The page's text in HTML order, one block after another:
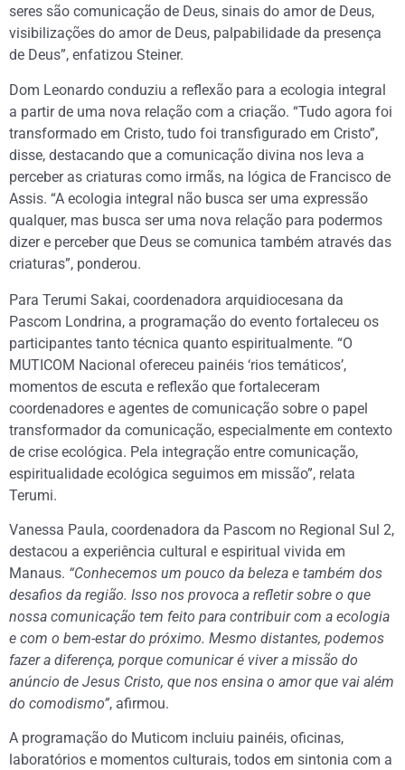
seres são comunicação de Deus, sinais do amor de Deus,
visibilizações do amor de Deus, palpabilidade da presença
de Deus”, enfatizou Steiner.
Dom Leonardo conduziu a reflexão para a ecologia integral
a partir de uma nova relação com a criação. “Tudo agora foi
transformado em Cristo, tudo foi transfigurado em Cristo”,
disse, destacando que a comunicação divina nos leva a
perceber as criaturas como irmãs, na lógica de Francisco de
Assis. “A ecologia integral não busca ser uma expressão
qualquer, mas busca ser uma nova relação para podermos
dizer e perceber que Deus se comunica também através das
criaturas”, ponderou.
Para Terumi Sakai, coordenadora arquidiocesana da
Pascom Londrina, a programação do evento fortaleceu os
participantes tanto técnica quanto espiritualmente. “O
MUTICOM Nacional ofereceu painéis ‘rios temáticos’,
momentos de escuta e reflexão que fortaleceram
coordenadores e agentes de comunicação sobre o papel
transformador da comunicação, especialmente em contexto
de crise ecológica. Pela integração entre comunicação,
espiritualidade ecológica seguimos em missão”, relata
Terumi.
Vanessa Paula, coordenadora da Pascom no Regional Sul 2,
destacou a experiência cultural e espiritual vivida em
Manaus. “Conhecemos um pouco da beleza e também dos
desafios da região. Isso nos provoca a refletir sobre o que
nossa comunicação tem feito para contribuir com a ecologia
e com o bem-estar do próximo. Mesmo distantes, podemos
fazer a diferença, porque comunicar é viver a missão do
anúncio de Jesus Cristo, que nos ensina o amor que vai além
do comodismo”, afirmou.
A programação do Muticom incluiu painéis, oficinas,
laboratórios e momentos culturais, todos em sintonia com a